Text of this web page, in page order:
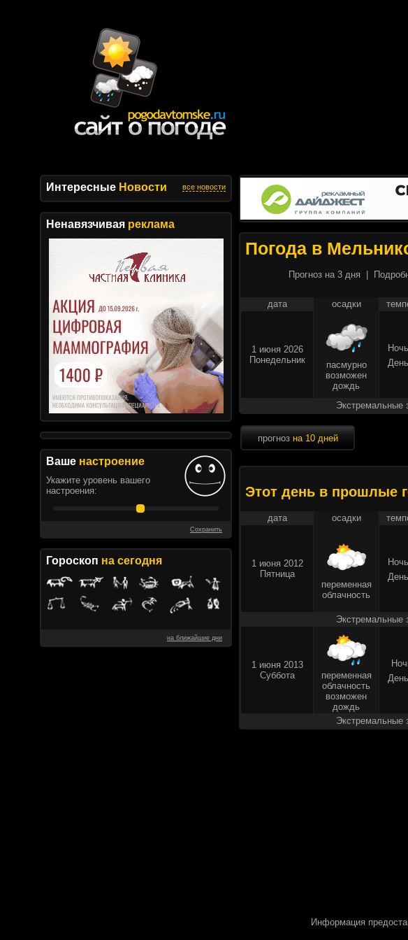
Интересные Новости все новости
Ненавязчивая реклама
Ваше настроение
Укажите уровень вашего
настроения:
Сохранить
Гороскоп на сегодня
на ближайшие дни
Погода в
Прогноз на 3 дня
дата осадки
1 июня 2026
Понедельник
пасмурно
возможен
дождь
Экстремальные
прогноз на 10 дней
Этот день в прошлые
дата осадки
1 июня 2012
Пятница
переменная
облачность
Экстремальные
1 июня 2013
Суббота
переменная
облачность
возможен
дождь
Экстремальные
Информация